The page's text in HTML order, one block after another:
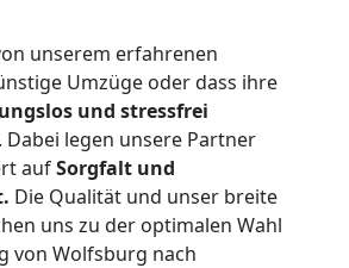
unserem erfahrenen
Umzüge oder dass ihre
und stressfrei
legen unsere Partner
aufSorgfalt und
Die Qualität und unser breite
uns zu der optimalen Wahl
von Wolfsburg nach